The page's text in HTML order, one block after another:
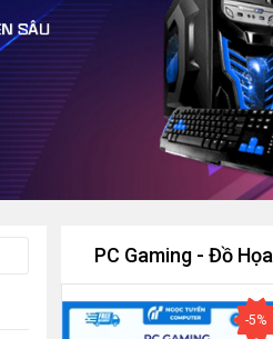
PC Gaming - Đồ Họa
-5%